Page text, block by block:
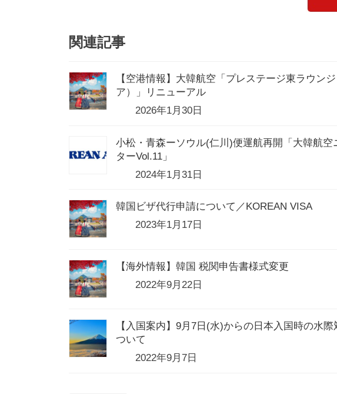
関連記事
【空港情報】大韓航空「プレステージ東ラウン
ア）」リニューアル
2026年1月30日
小松・青森ーソウル(仁川)便運航再開「大韓航空
ターVol.11」
2024年1月31日
韓国ビザ代行申請について／KOREAN VISA
2023年1月17日
【海外情報】韓国 税関申告書様式変更
2022年9月22日
【入国案内】9月7日(水)からの日本入国時の水際
ついて
2022年9月7日